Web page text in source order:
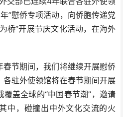
”慰侨专项活动，向侨胞传递党
桥”开展节庆文化活动，在海外
节期间，我们将继续开展慰侨
驻外使领馆将在春节期间开展
盖全球的“中国春节潮”，邀请
中，碰撞出中外文化交流的火